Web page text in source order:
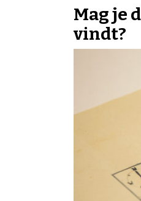
Mag je
vindt?